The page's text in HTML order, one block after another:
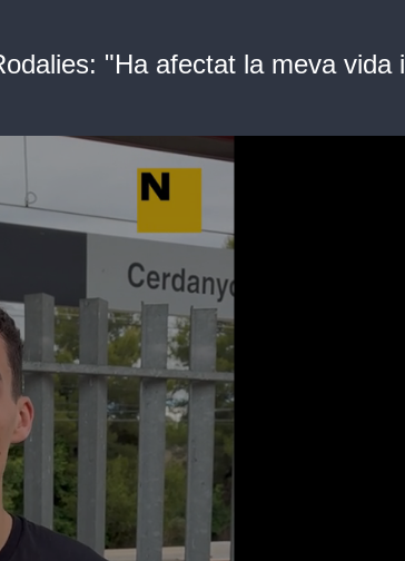
"Ha afectat la meva vida i